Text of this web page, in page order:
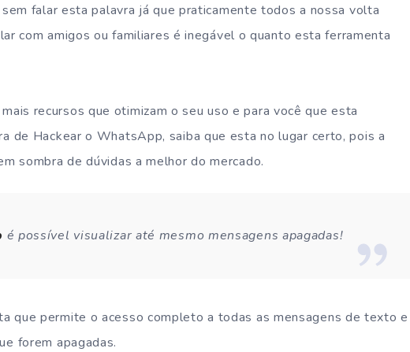
falar esta palavra já que praticamente todos a nossa volta
com amigos ou familiares é inegável o quanto esta ferramenta
recursos que otimizam o seu uso e para você que esta
de Hackear o WhatsApp, saiba que esta no lugar certo, pois a
sombra de dúvidas a melhor do mercado.
é possível visualizar até mesmo mensagens apagadas!
que permite o acesso completo a todas as mensagens de texto e
forem apagadas.